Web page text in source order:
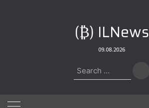
(₿) ILNews
09.08.2026
Search
for: